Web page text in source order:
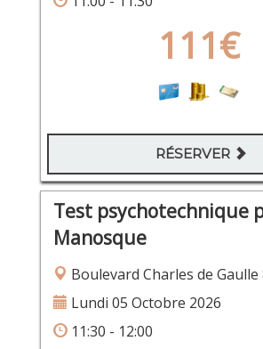
111€
RÉSERVER
Test psychotechnique
Manosque
Boulevard Charles de Gaulle
Lundi 05 Octobre 2026
11:30 - 12:00